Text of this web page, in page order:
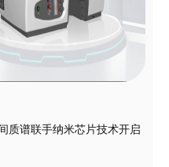
质谱联手纳米芯片技术开启